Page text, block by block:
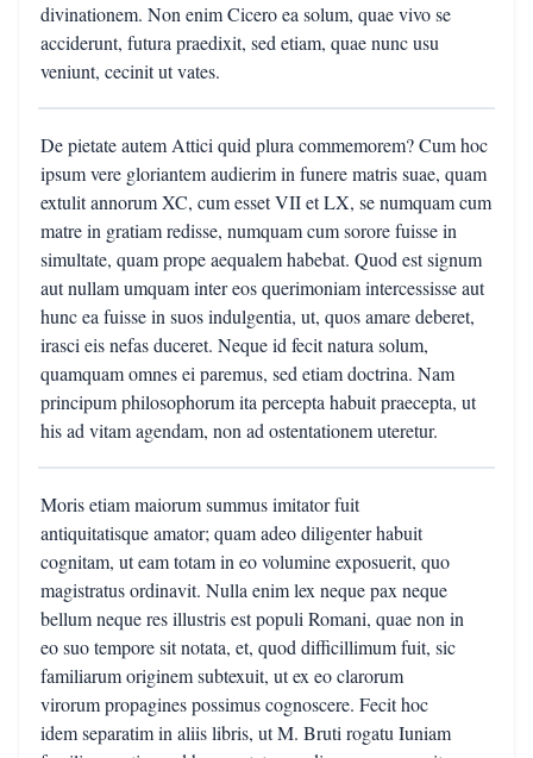
divinationem. Non enim Cicero ea solum, quae vivo se
acciderunt, futura praedixit, sed etiam, quae nunc usu
veniunt, cecinit ut vates.
De pietate autem Attici quid plura commemorem? Cum hoc
ipsum vere gloriantem audierim in funere matris suae, quam
extulit annorum XC, cum esset VII et LX, se numquam cum
matre in gratiam redisse, numquam cum sorore fuisse in
simultate, quam prope aequalem habebat. Quod est signum
aut nullam umquam inter eos querimoniam intercessisse aut
hunc ea fuisse in suos indulgentia, ut, quos amare deberet,
irasci eis nefas duceret. Neque id fecit natura solum,
quamquam omnes ei paremus, sed etiam doctrina. Nam
principum philosophorum ita percepta habuit praecepta, ut
his ad vitam agendam, non ad ostentationem uteretur.
Moris etiam maiorum summus imitator fuit
antiquitatisque amator; quam adeo diligenter habuit
cognitam, ut eam totam in eo volumine exposuerit, quo
magistratus ordinavit. Nulla enim lex neque pax neque
bellum neque res illustris est populi Romani, quae non in
eo suo tempore sit notata, et, quod difficillimum fuit, sic
familiarum originem subtexuit, ut ex eo clarorum
virorum propagines possimus cognoscere. Fecit hoc
idem separatim in aliis libris, ut M. Bruti rogatu Iuniam